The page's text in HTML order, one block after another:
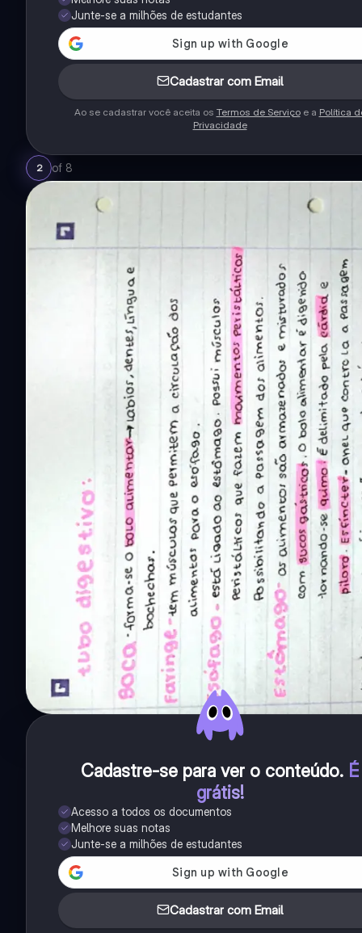
Junte-se a milhões de estudantes
Cadastrar com Email
Ao se cadastrar você aceita os Termos de Serviçoe a Política
Privacidade
2 of 8
Cadastre-se para ver o conteúdo. É
grátis!
Acesso a todos os documentos
Melhore suas notas
Junte-se a milhões de estudantes
Cadastrar com Email